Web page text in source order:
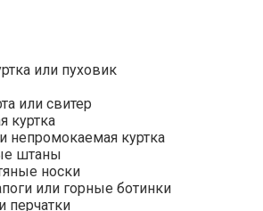
или пуховик
или свитер
куртка
куртка
штаны
носки
или горные ботинки
перчатки